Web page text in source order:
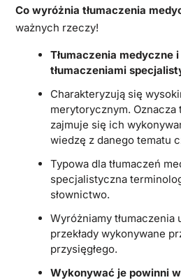
Co wyróżnia tłumaczenia
ważnych rzeczy!
Tłumaczenia medyczne
tłumaczeniami
Charakteryzują się
merytorycznym. Oznacza
zajmuje się ich
wiedzę z danego tematu
Typowa dla tłumaczeń
specjalistyczna
słownictwo.
Wyróżniamy tłumaczenia
przekłady wykonywane
przysięgłego.
Wykonywać je powinni